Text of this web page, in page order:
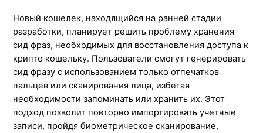
Новый кошелек, находящийся на ранней стадии
разработки, планирует решить проблему хранения
сид фраз, необходимых для восстановления доступа к
крипто кошельку. Пользователи смогут генерировать
сид фразу с использованием только отпечатков
пальцев или сканирования лица, избегая
необходимости запоминать или хранить их. Этот
подход позволит повторно импортировать учетные
записи, пройдя биометрическое сканирование,